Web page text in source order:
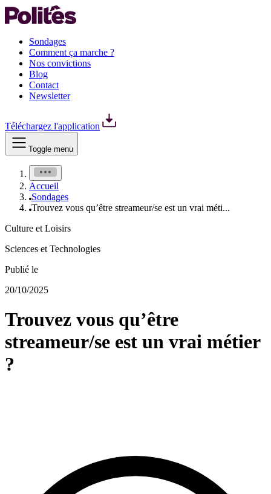
Sondages
Comment ça marche ?
Nos convictions
Blog
Contact
Newsletter
Téléchargez l'application
Toggle menu
Accueil
Sondages
Trouvez vous qu’être streameur/se est un vrai méti...
Culture et Loisirs
Sciences et Technologies
Publié le
20/10/2025
Trouvez vous qu’être
streameur/se est un vrai métier
?